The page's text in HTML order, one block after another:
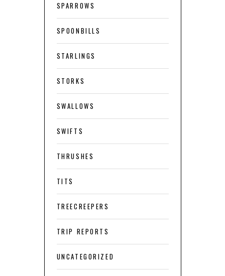
SPARROWS
SPOONBILLS
STARLINGS
STORKS
SWALLOWS
SWIFTS
THRUSHES
TITS
TREECREEPERS
TRIP REPORTS
UNCATEGORIZED